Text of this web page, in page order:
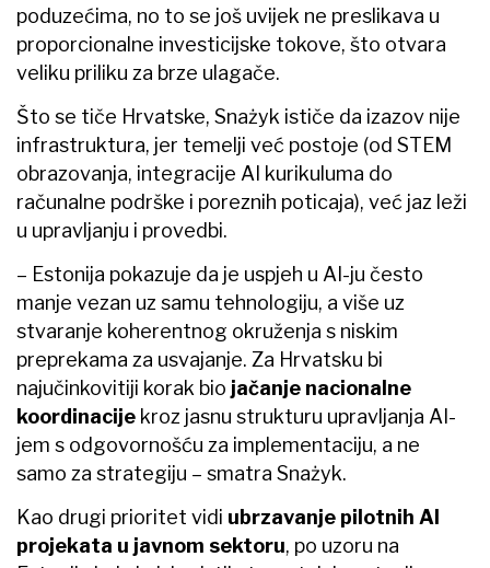
poduzećima, no to se još uvijek ne preslikava u
proporcionalne investicijske tokove, što otvara
veliku priliku za brze ulagače.
Što se tiče Hrvatske, Snażyk ističe da izazov nije
infrastruktura, jer temelji već postoje (od STEM
obrazovanja, integracije AI kurikuluma do
računalne podrške i poreznih poticaja), već jaz leži
u upravljanju i provedbi.
– Estonija pokazuje da je uspjeh u AI-ju često
manje vezan uz samu tehnologiju, a više uz
stvaranje koherentnog okruženja s niskim
preprekama za usvajanje. Za Hrvatsku bi
najučinkovitiji korak bio jačanje nacionalne
koordinacije kroz jasnu strukturu upravljanja AI-
jem s odgovornošću za implementaciju, a ne
samo za strategiju – smatra Snażyk.
Kao drugi prioritet vidi ubrzavanje pilotnih AI
projekata u javnom sektoru, po uzoru na